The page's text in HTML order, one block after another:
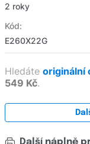
2 roky
Kód:
E260X22G
Hledáte originální
549 Kč.